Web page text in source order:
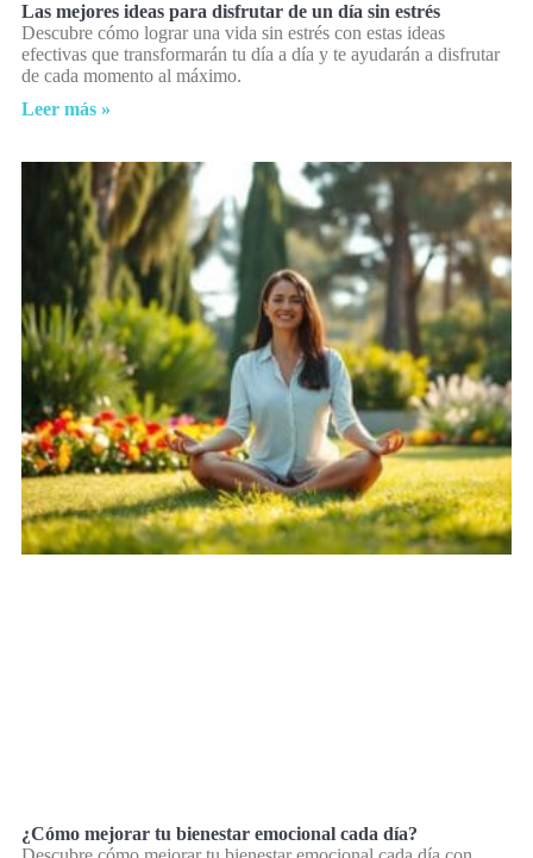
Las mejores ideas para disfrutar de un día sin estrés
Descubre cómo lograr una vida sin estrés con estas ideas
efectivas que transformarán tu día a día y te ayudarán a disfrutar
de cada momento al máximo.
Leer más »
¿Cómo mejorar tu bienestar emocional cada día?